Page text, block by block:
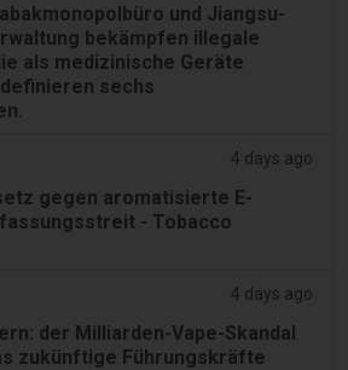
und Jiangsu-
bekämpfen illegale
als medizinische Geräte
sechs
4 days ago
gegen aromatisierte E-
- Tobacco
4 days ago
der Milliarden-Vape-Skandal
zukünftige Führungskräfte